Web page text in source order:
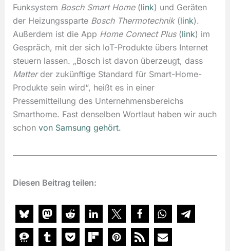
Funksystem Bosch Smart Home(link) und Geräten
der Heizungssparte Bosch Thermotechnik(link).
Außerdem ist die App Home Connect Plus(link) im
Gespräch, mit der sich IoT-Produkte übers Internet
steuern lassen. „Bosch ist davon überzeugt, dass
Matterder zukünftige Standard für Smart-Home-
Produkte sein wird“, heißt es in einer
Pressemitteilung des Unternehmensbereichs
Smarthome. Fast denselben Wortlaut haben wir auch
schon von Samsung gehört.
Diesen Beitrag teilen: